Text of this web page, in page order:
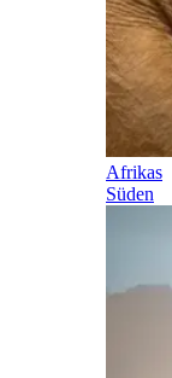
Afrikas
Süden